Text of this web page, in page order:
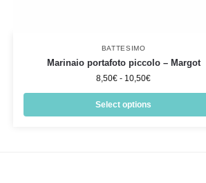
BATTESIMO
Marinaio portafoto piccolo – Margot
8,50€ - 10,50€
Select options